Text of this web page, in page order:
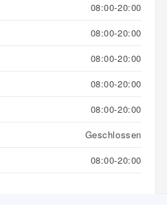
08:00-20:00
08:00-20:00
08:00-20:00
08:00-20:00
08:00-20:00
Geschlossen
08:00-20:00